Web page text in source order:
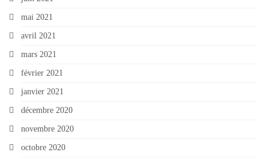
mai 2021
avril 2021
mars 2021
février 2021
janvier 2021
décembre 2020
novembre 2020
octobre 2020